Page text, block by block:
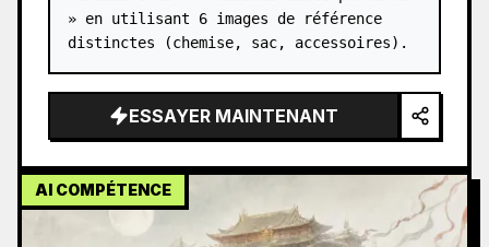
» en utilisant 6 images de référence
distinctes (chemise, sac, accessoires).
ESSAYER MAINTENANT
AI COMPÉTENCE